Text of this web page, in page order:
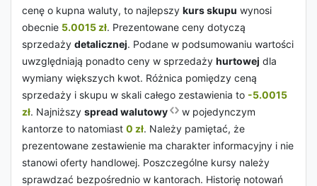
cenę o kupna waluty, to najlepszy kurs skupu wynosi
obecnie 5.0015 zł. Prezentowane ceny dotyczą
sprzedaży detalicznej. Podane w podsumowaniu wartości
uwzględniają ponadto ceny w sprzedaży hurtowej dla
wymiany większych kwot. Różnica pomiędzy ceną
sprzedaży i skupu w skali całego zestawienia to -5.0015
zł. Najniższy spread walutowy
w pojedynczym
kantorze to natomiast 0 zł. Należy pamiętać, że
prezentowane zestawienie ma charakter informacyjny i nie
stanowi oferty handlowej. Poszczególne kursy należy
sprawdzać bezpośrednio w kantorach. Historię notowań